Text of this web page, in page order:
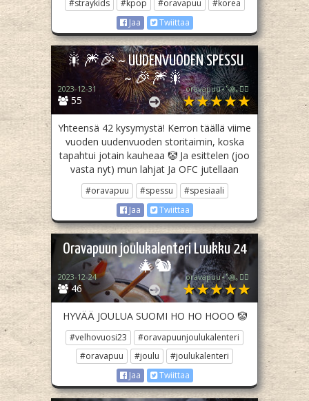
#straykids #kpop #oravapuu
#korea
Jaa
Twiittaa
🎇🎆🎉 ~ UUDENVUODEN SPESSU
~ 🎉🎆🎇
55
2023-12-31 oravapuu⋆˚꩜｡🏳️‍🌈
Yhteensä 42 kysymystä! Kerron täällä viime
vuoden uudenvuoden storitaimin, koska
tapahtui jotain kauheaa 🤡 Ja esittelen (joo
vasta nyt) mun lahjat Ja OFC jutellaan
#oravapuu #spessu
#spesiaali
Jaa
Twiittaa
Oravapuun joulukalenteri Luukku 24
🎄🐿️
46
2023-12-24 oravapuu⋆˚꩜｡🏳️‍🌈
HYVÄÄ JOULUA SUOMI HO HO HOOO 🤡
#velhovuosi23
#oravapuunjoulukalenteri
#oravapuu
#joulu
#joulukalenteri
Jaa
Twiittaa